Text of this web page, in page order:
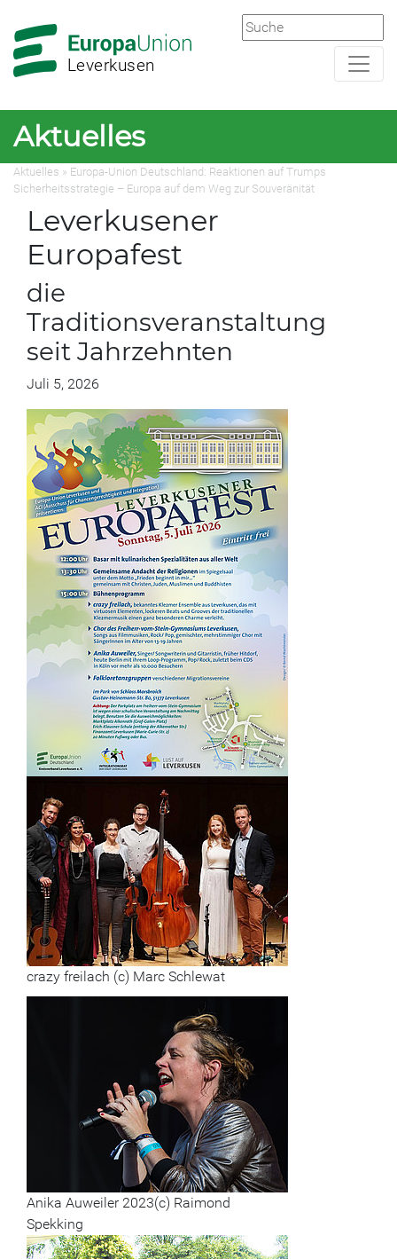
Hauptnavigation
Hauptbereich
Leverkusen
Aktuelles
Aktuelles » Europa-Union Deutschland: Reaktionen auf Trumps
Sicherheitsstrategie – Europa auf dem Weg zur Souveränität
Leverkusener
Europafest
die
Traditionsveranstaltung
seit Jahrzehnten
Juli 5, 2026
crazy freilach (c) Marc Schlewat
Anika Auweiler 2023(c) Raimond
Spekking